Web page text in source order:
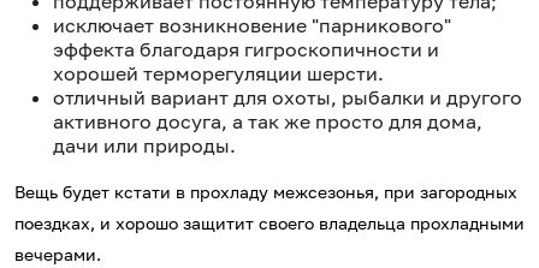
исключает возникновение "парникового"
эффекта благодаря гигроскопичности и
хорошей терморегуляции шерсти.
отличный вариант для охоты, рыбалки и другого
активного досуга, а так же просто для дома,
дачи или природы.
Вещь будет кстати в прохладу межсезонья, при загородных
поездках, и хорошо защитит своего владельца прохладными
вечерами.